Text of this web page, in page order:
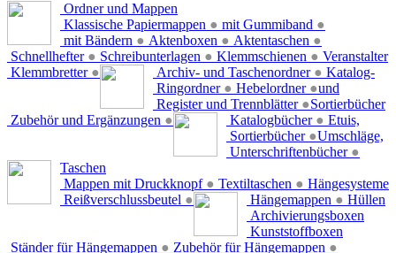
Ordner und Mappen
Klassische Papiermappen ● mit Gummiband ●
mit Bändern ● Aktenboxen ● Aktentaschen ●
Schnellhefter ● Schreibunterlagen ● Klemmschienen ●
Klemmbretter ●
Veranstalter
Archiv- und Taschenordner ●
Ringordner ● Hebelordner ●
Register und Trennblätter ●
Zubehör und Ergänzungen ●
Katalog-
und
Sortierbücher
Katalogbücher ●
Sortierbücher ●
Unterschriftenbücher ●
Etuis,
Umschläge,
Taschen
Mappen mit Druckknopf ● Textiltaschen ●
Reißverschlussbeutel ●
Hängesysteme
Hängemappen ●
Ständer für Hängemappen ● Zubehör für Hängemappen ●
Hüllen
Archivierungsboxen
Kunststoffboxen